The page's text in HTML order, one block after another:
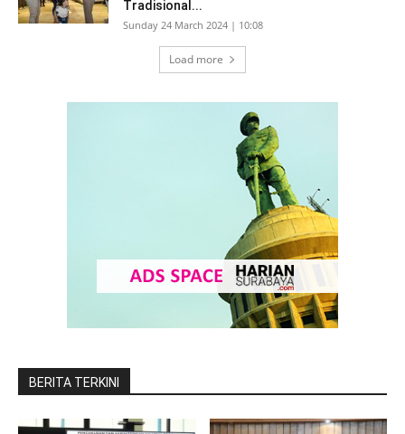
Tradisional...
Sunday 24 March 2024 | 10:08
Load more
BERITA TERKINI